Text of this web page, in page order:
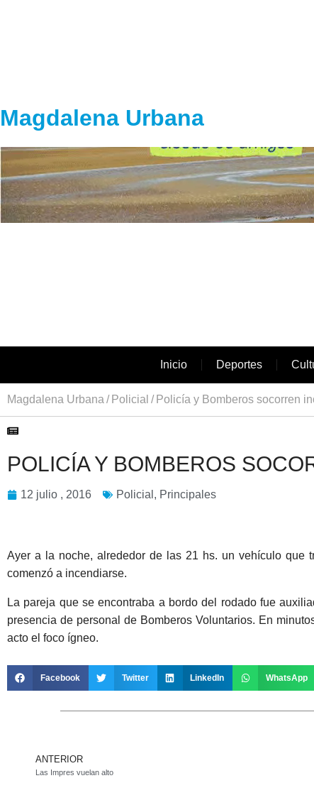
Magdalena Urbana
Inicio Deportes
Magdalena Urbana Policial Policía y Bomberos socorren
POLICÍA Y BOMBEROS
12 julio , 2016 Policial , Principales
Ayer a la noche, alrededor de las 21 hs. un vehículo que
comenzó a incendiarse.
La pareja que se encontraba a bordo del rodado fue
presencia de personal de Bomberos Voluntarios. En
acto el foco ígneo.
Facebook Twitter LinkedIn WhatsApp
ANTERIOR
Las Impres vuelan alto